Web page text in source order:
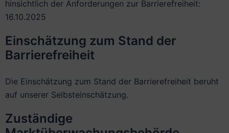
hinsichtlich der Anforderungen zur Barrierefreiheit:
16.10.2025
Einschätzung zum Stand der
Barrierefreiheit
Die Einschätzung zum Stand der Barrierefreiheit beruht
auf unserer Selbsteinschätzung.
Zuständige